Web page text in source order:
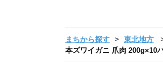
まちから探す 東北地方
本ズワイガニ 爪肉 200g×10